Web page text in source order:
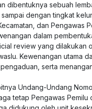
sebuah
dengan tingkat
dan Pengawas
dalam
review yang
Kewenangan utama
serta
Undang-Undang
tetap Pengawas